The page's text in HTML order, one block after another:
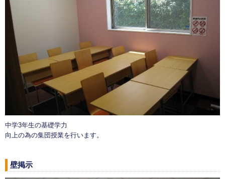
中学3年生の基礎学力
向上の為の集団授業を行います。
壁掲示